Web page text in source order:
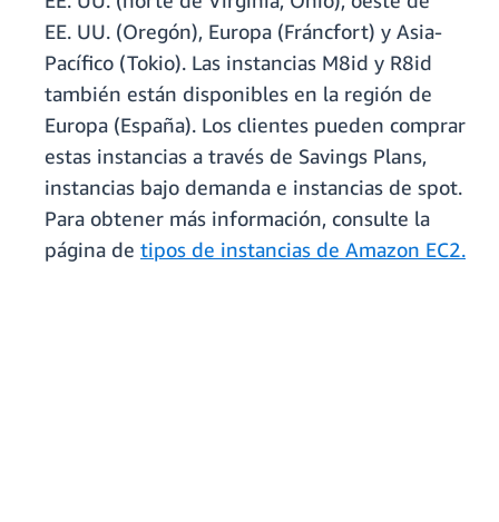
EE. UU. (Oregón), Europa (Fráncfort) y Asia-
Pacífico (Tokio). Las instancias M8id y R8id
también están disponibles en la región de
Europa (España). Los clientes pueden comprar
estas instancias a través de Savings Plans,
instancias bajo demanda e instancias de spot.
Para obtener más información, consulte la
página de tipos de instancias de Amazon EC2.